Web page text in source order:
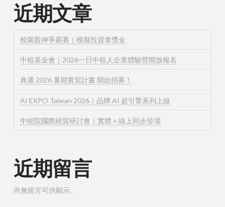
近期文章
校園股神爭霸賽｜模擬投資拿獎金
中租基金會｜2026一日中租人企業體驗營開放報名
典通 2026 暑期實習計畫 開始招募！
AI EXPO Taiwan 2026｜品牌 AI 超引擎系列上線
中經院國際經貿研討會｜實體＋線上同步登場
近期留言
尚無留言可供顯示。